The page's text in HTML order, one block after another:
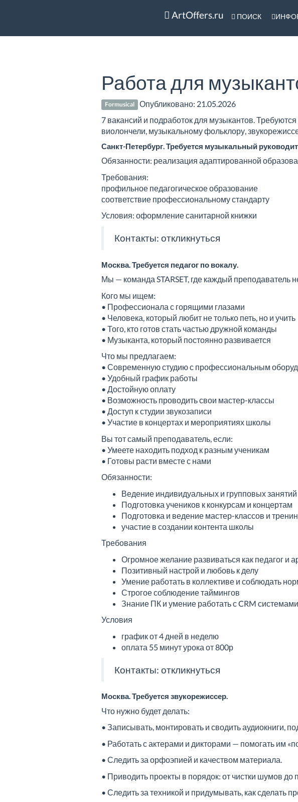
ArtOffers.ru ПОИСК
Работа для
Formusical Опубликовано: 21.05.2026
7 вакансий и подработок для музыкантов.
виолончели, музыкальному фольклору,
Санкт-Петербург. Требуется музыкальный
Обязанности: реализация адаптированной
Требования:
профильное педагогическое образование
соответствие профессиональному стандарту
Условия: оформление санитарной книжки
Контакты: откликнуться
Москва. Требуется педагог по вокалу.
Мы — команда STARSET, где каждый преподаватель
Кого мы ищем:
• Профессионала с горящими глазами
• Человека, который любит не только петь, но и учить
• Того, кто готов стать частью дружной команды
• Музыканта, который постоянно развивается
Что мы предлагаем:
• Современную студию с профессиональным
• Удобный график работы
• Достойную оплату
• Возможность проводить свои мастер-классы
• Доступ к студии звукозаписи
• Участие в концертах и мероприятиях школы
Вы тот самый преподаватель, если:
• Умеете находить подход к разным ученикам
• Готовы расти вместе с нами
Обязанности:
Ведение индивидуальных и групповых занятий
Подготовка учеников к конкурсам и концертам
Подготовка и ведение мастер-классов и
участие в создании контента школы
Требования
Огромное желание развиваться как педагог и
Позитивный настрой и любовь к делу
Умение работать в коллективе и соблюдать
Строгое соблюдение таймингов
Знание ПК и умение работать с CRM системами
Условия
график от 4 дней в неделю
оплата 55 минут урока от 800р
Контакты: откликнуться
Москва. Требуется звукорежиссер.
Что нужно будет делать:
• Записывать, монтировать и сводить аудиокниги,
• Работать с актерами и дикторами — помогать им
• Следить за орфоэпией и качеством материала.
• Приводить проекты в порядок: от чистки шумов
• Следить за техникой и придумывать, как сделать